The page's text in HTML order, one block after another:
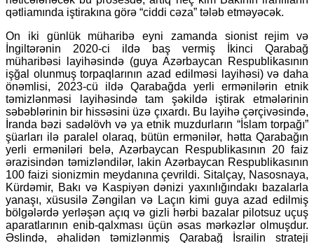
qətliamında iştirakına görə “ciddi cəza” tələb etməyəcək.
On iki günlük müharibə eyni zamanda sionist rejim və
İngiltərənin 2020-ci ildə baş vermiş İkinci Qarabağ
müharibəsi layihəsində (guya Azərbaycan Respublikasının
işğal olunmuş torpaqlarının azad edilməsi layihəsi) və daha
önəmlisi, 2023-cü ildə Qarabağda yerli ermənilərin etnik
təmizlənməsi layihəsində tam şəkildə iştirak etmələrinin
səbəblərinin bir hissəsini üzə çıxardı. Bu layihə çərçivəsində,
İranda bəzi sadəlövh və ya etnik muzdurların “İslam torpağı”
şüarları ilə paralel olaraq, bütün ermənilər, hətta Qarabağın
yerli erməniləri belə, Azərbaycan Respublikasının 20 faiz
ərazisindən təmizləndilər, lakin Azərbaycan Respublikasının
100 faizi sionizmin meydanına çevrildi. Sitalçay, Nasosnaya,
Kürdəmir, Bakı və Kaspiyən dənizi yaxınlığındakı bazalarla
yanaşı, xüsusilə Zəngilan və Laçın kimi guya azad edilmiş
bölgələrdə yerləşən açıq və gizli hərbi bazalar pilotsuz uçuş
aparatlarının enib-qalxması üçün əsas mərkəzlər olmuşdur.
Əslində, əhalidən təmizlənmiş Qarabağ İsrailin strateji